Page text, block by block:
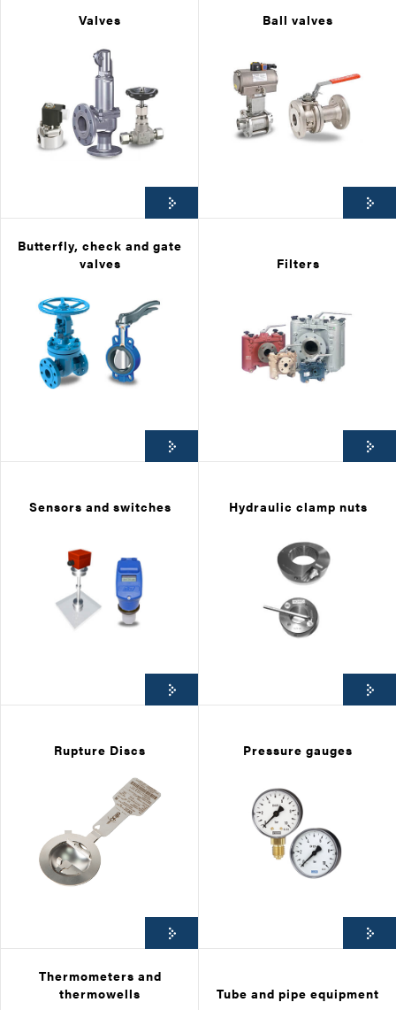
Valves Ball valves
Butterfly, check and gate
valves
Filters
Sensors and switches Hydraulic clamp nuts
Rupture Discs Pressure gauges
Thermometers and
thermowells
Tube and pipe equipment